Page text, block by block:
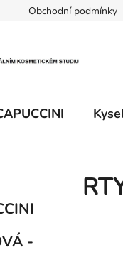
Obchodní podmínky
-